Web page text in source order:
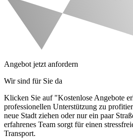
Angebot jetzt anfordern
Wir sind für Sie da
Klicken Sie auf "Kostenlose Angebote
professionellen Unterstützung zu
neue Stadt ziehen oder nur ein paar
erfahrenes Team sorgt für einen
Transport.